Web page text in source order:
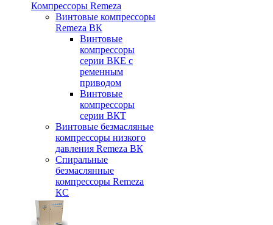
Компрессоры Remeza
Винтовые компрессоры
Remeza ВК
Винтовые
компрессоры
серии ВКЕ с
ременным
приводом
Винтовые
компрессоры
серии ВКТ
Винтовые безмасляные
компрессоры низкого
давления Remeza ВК
Спиральные
безмаслянные
компрессоры Remeza
КС